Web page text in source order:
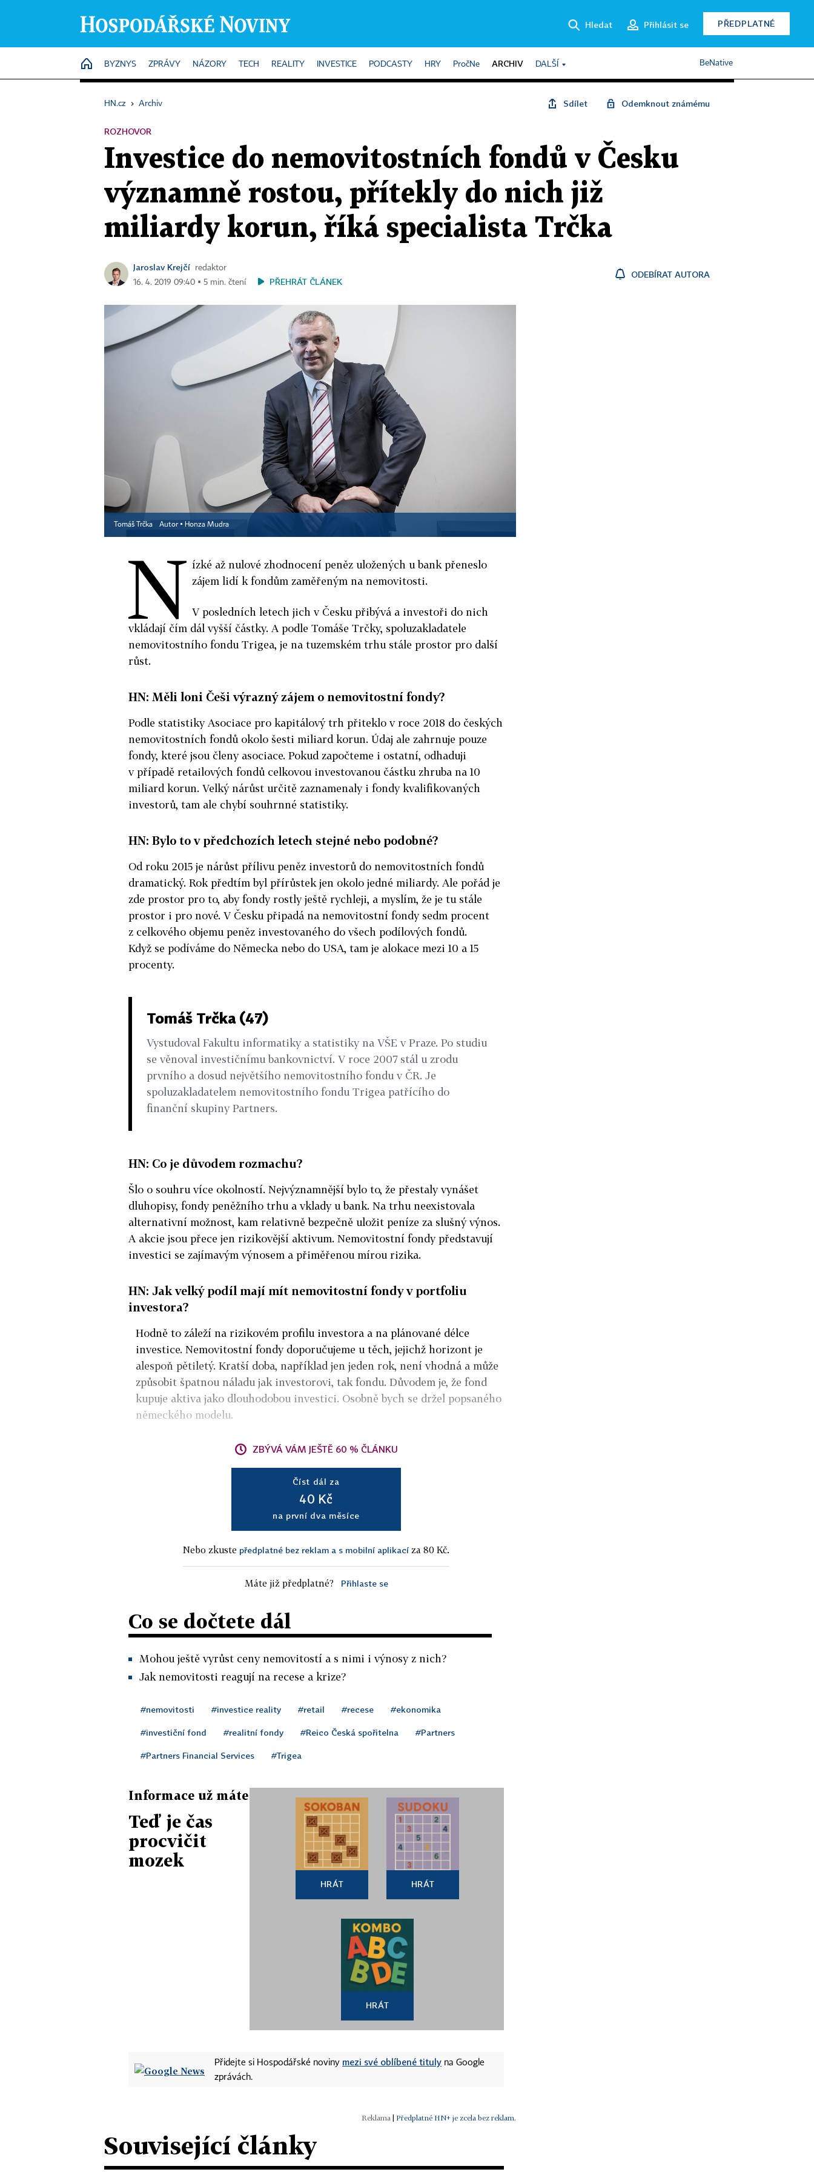
Hledat Přihlásit se PŘEDPLATNÉ
HOME
BYZNYS ZPRÁVY NÁZORY TECH REALITY INVESTICE PODCASTY HRY PročNe ARCHIV DALŠÍ BeNative
HN.cz › Archiv Sdílet Odemknout známému
ROZHOVOR
Investice do nemovitostních fondů v Česku
významně rostou, přítekly do nich již
miliardy korun, říká specialista Trčka
Jaroslav Krejčí
redaktor
16. 4. 2019 09:40 ▪ 5 min. čtení
PŘEHRÁT ČLÁNEK
ODEBÍRAT AUTORA
Tomáš Trčka Autor ▪ Honza Mudra
N ízké až nulové zhodnocení peněz uložených u bank přeneslo
zájem lidí k fondům zaměřeným na nemovitosti.
V posledních letech jich v Česku přibývá a investoři do nich
vkládají čím dál vyšší částky. A podle Tomáše Trčky, spoluzakladatele
nemovitostního fondu Trigea, je na tuzemském trhu stále prostor pro další
růst.
HN: Měli loni Češi výrazný zájem o nemovitostní fondy?
Podle statistiky Asociace pro kapitálový trh přiteklo v roce 2018 do českých
nemovitostních fondů okolo šesti miliard korun. Údaj ale zahrnuje pouze
fondy, které jsou členy asociace. Pokud započteme i ostatní, odhaduji
v případě retailových fondů celkovou investovanou částku zhruba na 10
miliard korun. Velký nárůst určitě zaznamenaly i fondy kvalifikovaných
investorů, tam ale chybí souhrnné statistiky.
HN: Bylo to v předchozích letech stejné nebo podobné?
Od roku 2015 je nárůst přílivu peněz investorů do nemovitostních fondů
dramatický. Rok předtím byl přírůstek jen okolo jedné miliardy. Ale pořád je
zde prostor pro to, aby fondy rostly ještě rychleji, a myslím, že je tu stále
prostor i pro nové. V Česku připadá na nemovitostní fondy sedm procent
z celkového objemu peněz investovaného do všech podílových fondů.
Když se podíváme do Německa nebo do USA, tam je alokace mezi 10 a 15
procenty.
Tomáš Trčka (47)
Vystudoval Fakultu informatiky a statistiky na VŠE v Praze. Po studiu
se věnoval investičnímu bankovnictví. V roce 2007 stál u zrodu
prvního a dosud největšího nemovitostního fondu v ČR. Je
spoluzakladatelem nemovitostního fondu Trigea patřícího do
finanční skupiny Partners.
HN: Co je důvodem rozmachu?
Šlo o souhru více okolností. Nejvýznamnější bylo to, že přestaly vynášet
dluhopisy, fondy peněžního trhu a vklady u bank. Na trhu neexistovala
alternativní možnost, kam relativně bezpečně uložit peníze za slušný výnos.
A akcie jsou přece jen rizikovější aktivum. Nemovitostní fondy představují
investici se zajímavým výnosem a přiměřenou mírou rizika.
HN: Jak velký podíl mají mít nemovitostní fondy v portfoliu
investora?
Hodně to záleží na rizikovém profilu investora a na plánované délce
investice. Nemovitostní fondy doporučujeme u těch, jejichž horizont je
alespoň pětiletý. Kratší doba, například jen jeden rok, není vhodná a může
způsobit špatnou náladu jak investorovi, tak fondu. Důvodem je, že fond
kupuje aktiva jako dlouhodobou investici. Osobně bych se držel popsaného
německého modelu.
ZBÝVÁ VÁM JEŠTĚ 60 % ČLÁNKU
Číst dál za
40 Kč
na první dva měsíce
Nebo zkuste předplatné bez reklam a s mobilní aplikací za 80 Kč.
Máte již předplatné? Přihlaste se
Co se dočtete dál
Mohou ještě vyrůst ceny nemovitostí a s nimi i výnosy z nich?
Jak nemovitosti reagují na recese a krize?
#nemovitosti #investice reality #retail #recese #ekonomika
#investiční fond #realitní fondy #Reico Česká spořitelna #Partners
#Partners Financial Services #Trigea
Informace už máte
Teď je čas
procvičit
mozek
HRÁT HRÁT
HRÁT
Přidejte si Hospodářské noviny mezi své oblíbené tituly na Google
zprávách.
| Předplatné HN+ je zcela bez reklam.
Související články